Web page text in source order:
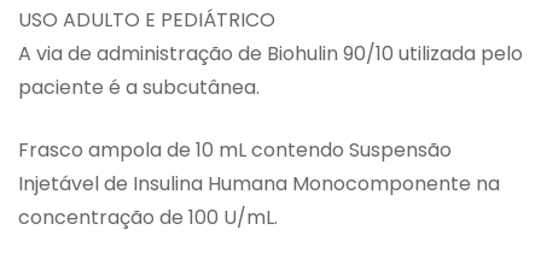
USO ADULTO E PEDIÁTRICO
A via de administração de Biohulin 90/10 utilizada pelo
paciente é a subcutânea.
Frasco ampola de 10 mL contendo Suspensão
Injetável de Insulina Humana Monocomponente na
concentração de 100 U/mL.